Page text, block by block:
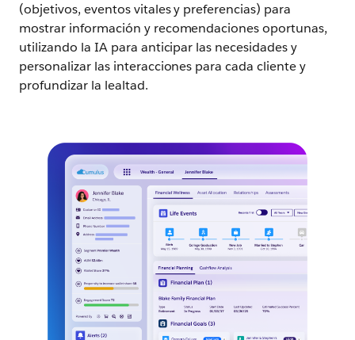
(objetivos, eventos vitales y preferencias) para
mostrar información y recomendaciones oportunas,
utilizando la IA para anticipar las necesidades y
personalizar las interacciones para cada cliente y
profundizar la lealtad.